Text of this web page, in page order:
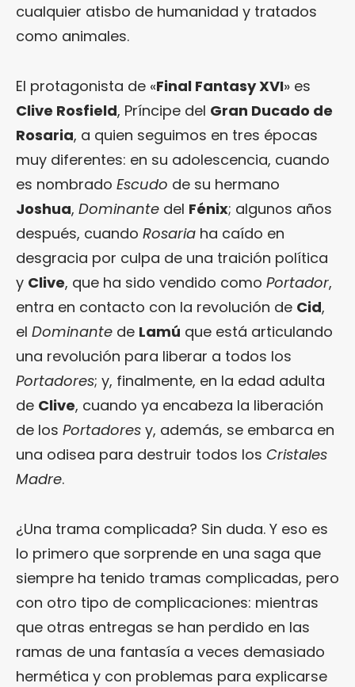
cualquier atisbo de humanidad y tratados
como animales.
El protagonista de «Final Fantasy XVI» es
Clive Rosfield, Príncipe del Gran Ducado de
Rosaria, a quien seguimos en tres épocas
muy diferentes: en su adolescencia, cuando
es nombrado Escudo de su hermano
Joshua, Dominante del Fénix; algunos años
después, cuando Rosaria ha caído en
desgracia por culpa de una traición política
y Clive, que ha sido vendido como Portador,
entra en contacto con la revolución de Cid,
el Dominante de Lamú que está articulando
una revolución para liberar a todos los
Portadores; y, finalmente, en la edad adulta
de Clive, cuando ya encabeza la liberación
de los Portadores y, además, se embarca en
una odisea para destruir todos los Cristales
Madre.
¿Una trama complicada? Sin duda. Y eso es
lo primero que sorprende en una saga que
siempre ha tenido tramas complicadas, pero
con otro tipo de complicaciones: mientras
que otras entregas se han perdido en las
ramas de una fantasía a veces demasiado
hermética y con problemas para explicarse